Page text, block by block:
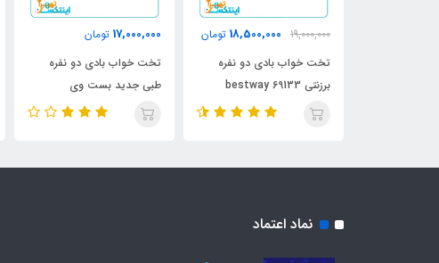
19,000,000
18,500,000 تومان
تخت خواب بادی دو نفره
برزنتی bestway 69133
17,000,000 تومان
تخت خواب بادی دو نفره
طبی جدید بست وی
Bestway 67624
نماد اعتماد